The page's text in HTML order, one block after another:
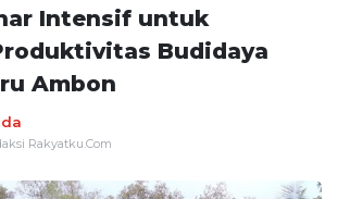
Intensif untuk
Budidaya
Ambon
Rakyatku.Com